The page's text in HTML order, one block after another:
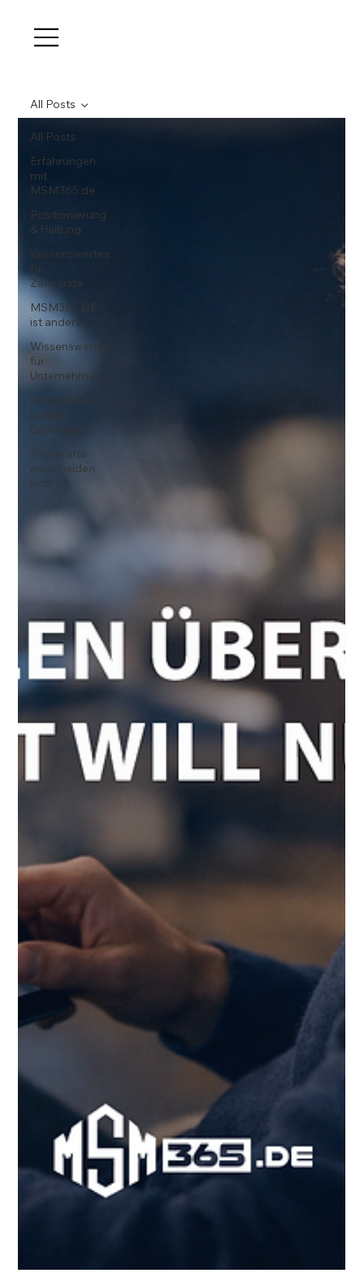
All Posts
Erfahrungen
mit
MSM365.de
Positionierung
& Haltung
Wissenswertes
für
Zahnärzte
MSM365.DE
ist anders
Wissenswertes
für
Unternehmer
Positionierung
ist kein
Glücksspiel
Fachkräfte
entscheiden
sich
All Posts